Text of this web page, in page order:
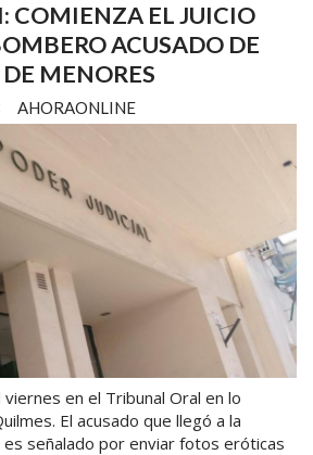
COMIENZA EL JUICIO
ACUSADO DE
MENORES
AHORAONLINE
viernes en el Tribunal Oral en lo
El acusado que llegó a la
es señalado por enviar fotos eróticas